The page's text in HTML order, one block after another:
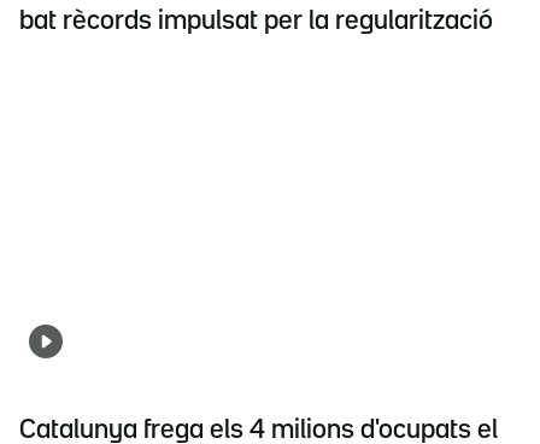
bat rècords impulsat per la regularització
Catalunya frega els 4 milions d'ocupats el